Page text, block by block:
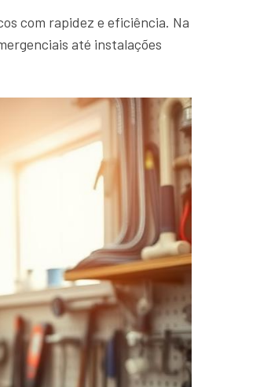
com rapidez e eficiência. Na
até instalações